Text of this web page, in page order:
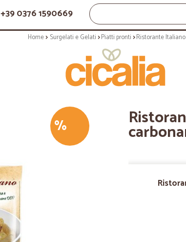
+39 0376 1590669
Home Surgelati e Gelati Piatti pronti
%